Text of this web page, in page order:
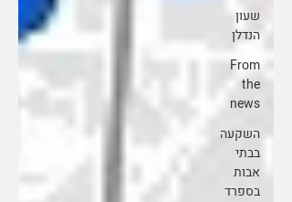
שעון
הנדלן
From
the
news
השקעה
בבתי
אבות
בספרד